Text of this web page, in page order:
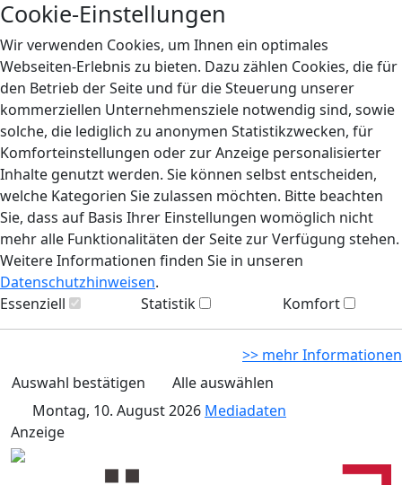
Cookie-Einstellungen
Wir verwenden Cookies, um Ihnen ein optimales
Webseiten-Erlebnis zu bieten. Dazu zählen Cookies, die für
den Betrieb der Seite und für die Steuerung unserer
kommerziellen Unternehmensziele notwendig sind, sowie
solche, die lediglich zu anonymen Statistikzwecken, für
Komforteinstellungen oder zur Anzeige personalisierter
Inhalte genutzt werden. Sie können selbst entscheiden,
welche Kategorien Sie zulassen möchten. Bitte beachten
Sie, dass auf Basis Ihrer Einstellungen womöglich nicht
mehr alle Funktionalitäten der Seite zur Verfügung stehen.
Weitere Informationen finden Sie in unseren
Datenschutzhinweisen.
Essenziell
Statistik Komfort
>> mehr Informationen
Auswahl bestätigen
Alle auswählen
Montag, 10. August 2026 Mediadaten
Anzeige